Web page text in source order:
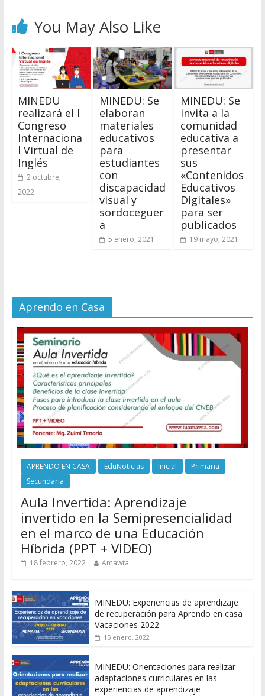
You May Also Like
MINEDU
realizará el I
Congreso
Internaciona
l Virtual de
Inglés
2 octubre,
2022
MINEDU: Se
elaboran
materiales
educativos
para
estudiantes
con
discapacidad
visual y
sordoceguer
a
5 enero, 2021
MINEDU: Se
invita a la
comunidad
educativa a
presentar
sus
«Contenidos
Educativos
Digitales»
para ser
publicados
19 mayo, 2021
Aprendo en Casa
APRENDO EN CASA EduNoticias Inicial
Primaria
Secundaria
Aula Invertida: Aprendizaje
invertido en la Semipresencialidad
en el marco de una Educación
Híbrida (PPT + VIDEO)
18 febrero, 2022 Amawta
MINEDU: Experiencias de aprendizaje
de recuperación para Aprendo en casa
Vacaciones 2022
15 enero, 2022
MINEDU: Orientaciones para realizar
adaptaciones curriculares en las
experiencias de aprendizaje